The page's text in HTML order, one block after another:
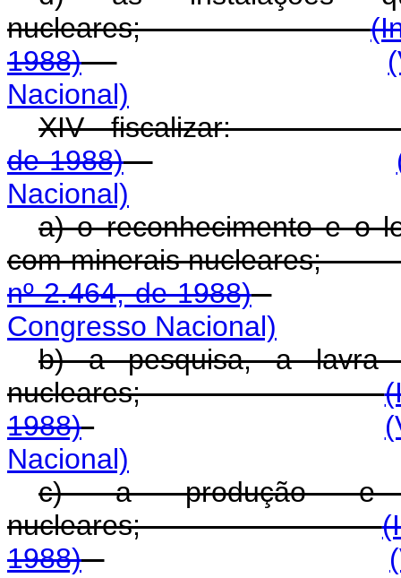
nucleares;
1988)
Nacional)
XIV -
de 1988)
Nacional)
a) o reconhecimento e o
com minerais
nº 2.464, de 1988)
Congresso Nacional)
b) a pesquisa, a lavra
nucleares;
1988)
Nacional)
c) a produção e
nucleares;
1988)